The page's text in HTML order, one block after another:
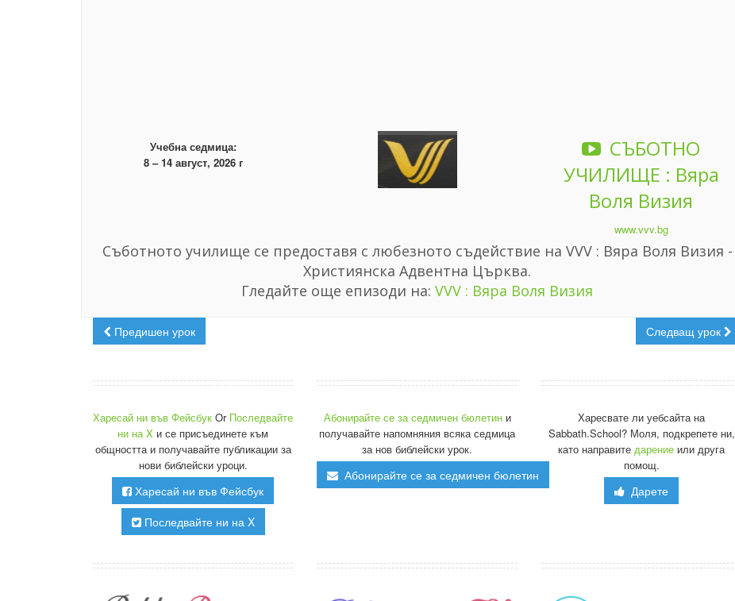
Учебна седмица:
8 – 14 август, 2026 г
СЪБОТНО
УЧИЛИЩЕ : Вяра
Воля Визия
www.vvv.bg
Съботното училище се предоставя с любезното съдействие на VVV : Вяра Воля Визия -
Християнска Адвентна Църква.
Гледайте още епизоди на:VVV : Вяра Воля Визия
Предишен урок Следващ урок
Харесай ни във ФейсбукOr Последвайте
ни на X и се присъединете към
общността и получавайте публикации за
нови библейски уроци.
Харесай ни във Фейсбук
Последвайте ни на X
Абонирайте се за седмичен бюлетини
получавайте напомняния всяка седмица
за нов библейски урок.
Абонирайте се за седмичен бюлетин
Харесвате ли уебсайта на
Sabbath.School? Моля, подкрепете ни,
като направитедарение или друга
помощ.
Дарете